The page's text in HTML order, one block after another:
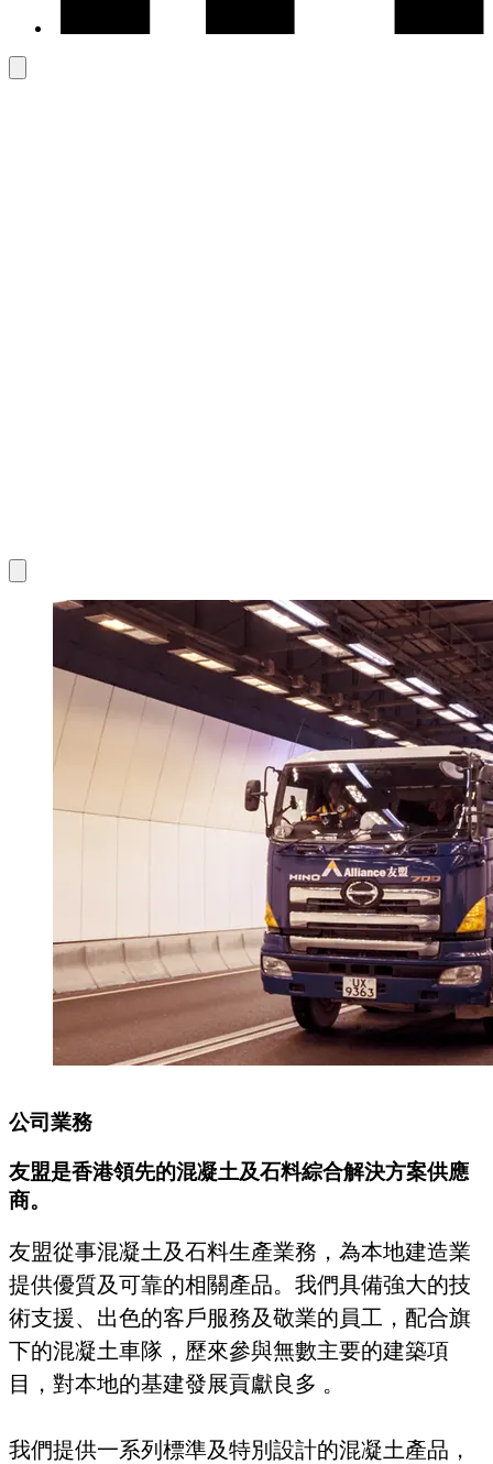
公司業務
友盟是香港領先的混凝土及石料綜合解決方案供應
商。
友盟從事混凝土及石料生產業務，為本地建造業
提供優質及可靠的相關產品。我們具備強大的技
術支援、出色的客戶服務及敬業的員工，配合旗
下的混凝土車隊，歷來參與無數主要的建築項
目，對本地的基建發展貢獻良多 。
我們提供一系列標準及特別設計的混凝土產品，